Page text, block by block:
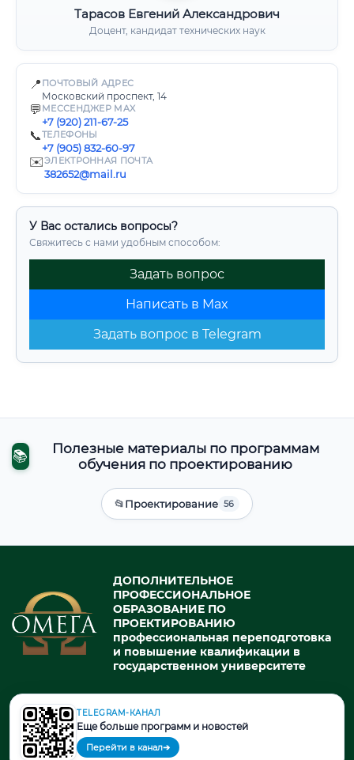
Тарасов Евгений Александрович
Доцент, кандидат технических наук
📍 ПОЧТОВЫЙ АДРЕС
Московский проспект, 14
💬 МЕССЕНДЖЕР MAX
+7 (920) 211-67-25
📞ТЕЛЕФОНЫ
+7 (905) 832-60-97
✉️ЭЛЕКТРОННАЯ ПОЧТА
382652@mail.ru
У Вас остались вопросы?
Свяжитесь с нами удобным способом:
Задать вопрос
Написать в Max
Задать вопрос в Telegram
📚
Полезные материалы по программам
обучения по проектированию
📂Проектирование 56
ДОПОЛНИТЕЛЬНОЕ
ПРОФЕССИОНАЛЬНОЕ
ОБРАЗОВАНИЕ ПО
ПРОЕКТИРОВАНИЮ
профессиональная переподготовка
и повышение квалификации в
государственном университете
© 2026. При использовании материалов портала активная ссылка
на источник обязательна.
TELEGRAM-КАНАЛ
Еще больше программ и новостей
Перейти в канал➔